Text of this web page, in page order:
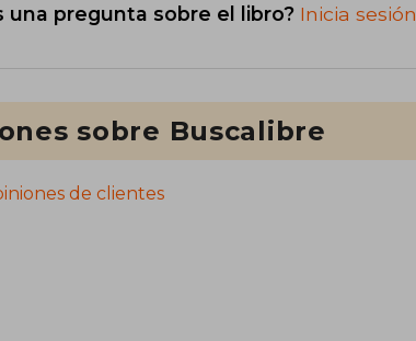
una pregunta sobre el libro? Inicia sesión
sobre Buscalibre
de clientes